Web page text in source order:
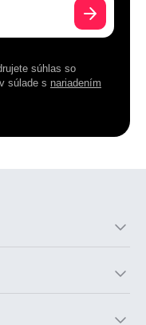
súhlas so
súlade s nariadením